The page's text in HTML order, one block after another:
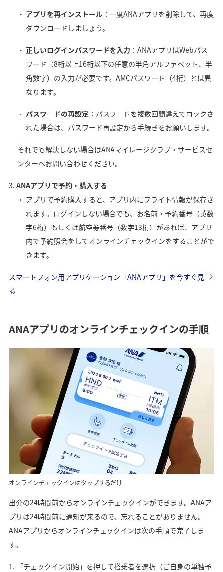
アプリを再インストール：一度ANAアプリを削除して、再度
ダウンロードしましょう。
正しいログインパスワードを入力 ：ANAアプリはWebパス
ワード（8桁以上16桁以下の任意の半角アルファベット、半
角数字）の入力が必要です。AMCパスワード（4桁）とは異
なります。
パスワードの再設定 ：パスワードを複数回間違えてロックさ
れた場合は、パスワード再設定から手続きをお願いします。
それでも解決しない場合はANAマイレージクラブ・サービスセ
ンターへお問い合わせください。
ANAアプリで予約・購入する
アプリで予約購入すると、アプリ内にフライト情報が保存さ
れます。ログインしない場合でも、お名前・予約番号（英数
字6桁）もしくは航空券番号（数字13桁）があれば、アプリ
内で予約照会をしてオンラインチェックインをすることがで
きます。
スマートフォン用アプリケーション「ANAアプリ」を今すぐ見
る
ANAアプリのオンラインチェックインの手順
オンラインチェックインはタップするだけ
出発の24時間前からオンラインチェックインができます。ANAア
プリは24時間前に通知が来るので、忘れることがありません。
ANAアプリからオンラインチェックインは次の手順で完了しま
す。
「チェックイン開始」を押して搭乗者を選択（ご自身の単独予